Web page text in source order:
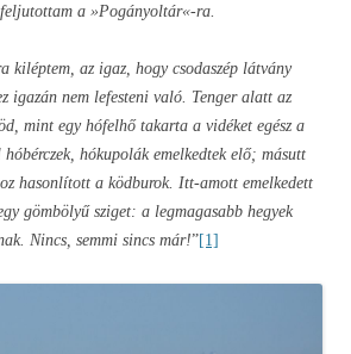
a »Pogányoltár«-ra.
kiléptem, az igaz, hogy csodaszép látvány
igazán nem lefesteni való. Tenger alatt az
mint egy hófelhő takarta a vidéket egész a
hókupolák emelkedtek elő; másutt
hasonlított a ködburok. Itt-amott emelkedett
gömbölyű sziget: a legmagasabb hegyek
Nincs, semmi sincs már!”[1]